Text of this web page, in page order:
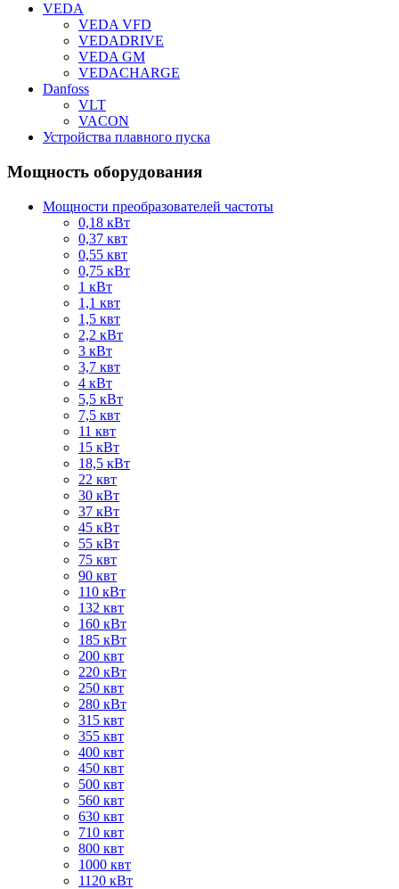
VEDA
VEDA VFD
VEDADRIVE
VEDA GM
VEDACHARGE
Danfoss
VLT
VACON
Устройства плавного пуска
Мощность оборудования
Мощности преобразователей частоты
0,18 кВт
0,37 квт
0,55 квт
0,75 кВт
1 кВт
1,1 квт
1,5 квт
2,2 кВт
3 кВт
3,7 квт
4 кВт
5,5 кВт
7,5 квт
11 квт
15 кВт
18,5 кВт
22 квт
30 кВт
37 кВт
45 кВт
55 кВт
75 квт
90 квт
110 кВт
132 квт
160 кВт
185 кВт
200 квт
220 кВт
250 квт
280 кВт
315 квт
355 квт
400 квт
450 квт
500 квт
560 квт
630 квт
710 квт
800 квт
1000 квт
1120 кВт